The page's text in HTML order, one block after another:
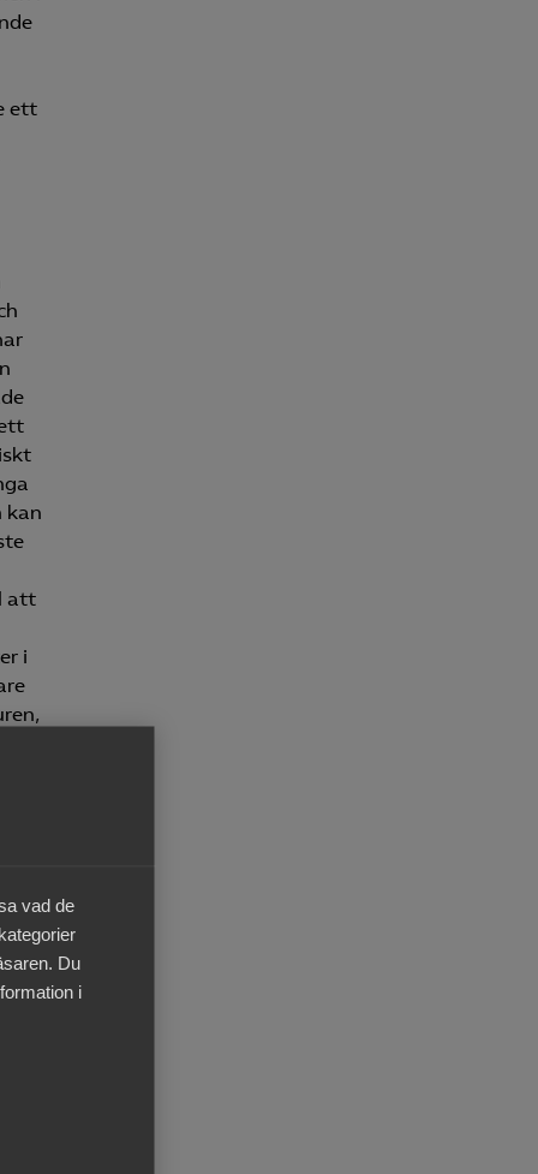
vad de
Du
i
ett
kan
att
i